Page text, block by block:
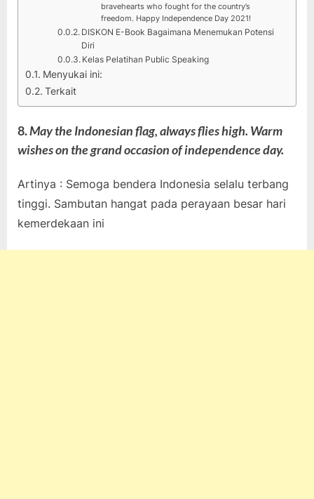
bravehearts who fought for the country’s
freedom. Happy Independence Day 2021!
DISKON E-Book Bagaimana Menemukan Potensi
Diri
Kelas Pelatihan Public Speaking
Menyukai ini:
Terkait
8.May the Indonesian flag, always flies high. Warm
wishes on the grand occasion of independence day.
Artinya : Semoga bendera Indonesia selalu terbang
tinggi. Sambutan hangat pada perayaan besar hari
kemerdekaan ini